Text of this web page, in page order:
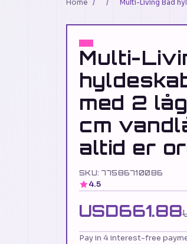
Home / / Multi-Living Bad
Multi-
med 2
cm
altid er
SKU: 77586710086
4.5
USD661.88
Pay in 4 interest-free